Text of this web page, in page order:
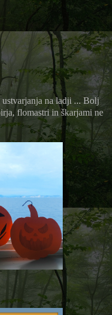
ustvarjanja na ladji ... Bolj
flomastri in škarjami ne